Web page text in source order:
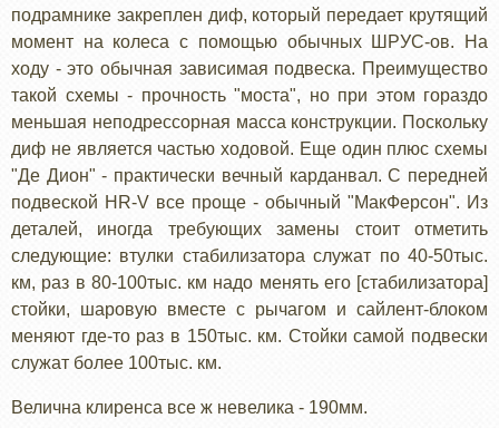
подрамнике закреплен диф, который передает крутящий
момент на колеса с помощью обычных ШРУС-ов. На
ходу - это обычная зависимая подвеска. Преимущество
такой схемы - прочность "моста", но при этом гораздо
меньшая неподрессорная масса конструкции. Поскольку
диф не является частью ходовой. Еще один плюс схемы
"Де Дион" - практически вечный карданвал. С передней
подвеской HR-V все проще - обычный "МакФерсон". Из
деталей, иногда требующих замены стоит отметить
следующие: втулки стабилизатора служат по 40-50тыс.
км, раз в 80-100тыс. км надо менять его [стабилизатора]
стойки, шаровую вместе с рычагом и сайлент-блоком
меняют где-то раз в 150тыс. км. Стойки самой подвески
служат более 100тыс. км.
Велична клиренса все ж невелика - 190мм.